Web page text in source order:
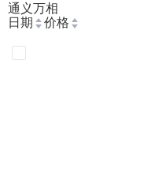
通义万相
日期
价格